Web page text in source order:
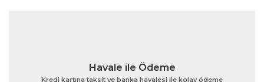
Havale ile Ödeme
Kredi kartına taksit ve banka havalesi ile kolay ödeme